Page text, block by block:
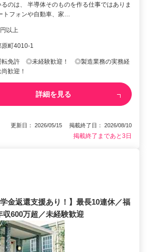
のは、 半導体そのものを作る仕事ではありま
トフォンや自動車、家…
以上
町4010-1
転免許 ◎未経験歓迎！ ◎製造業務の実務経
歓迎！
詳細を見る
更新日： 2026/05/15 掲載終了日： 2026/08/10
掲載終了まであと3日
学金返還支援あり！】最長10連休／福
600万超／未経験歓迎